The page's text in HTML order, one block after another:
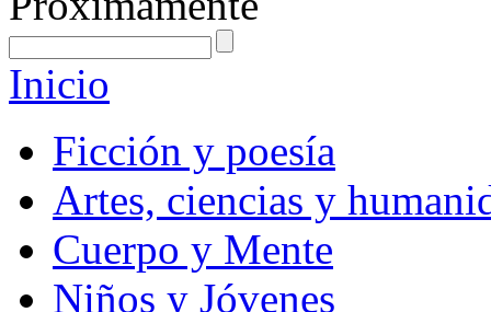
Inicio
Ficción y poesía
Artes, ciencias y
Cuerpo y Mente
Niños y Jóvenes